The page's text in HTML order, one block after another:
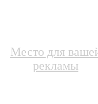
Место для
рекламы